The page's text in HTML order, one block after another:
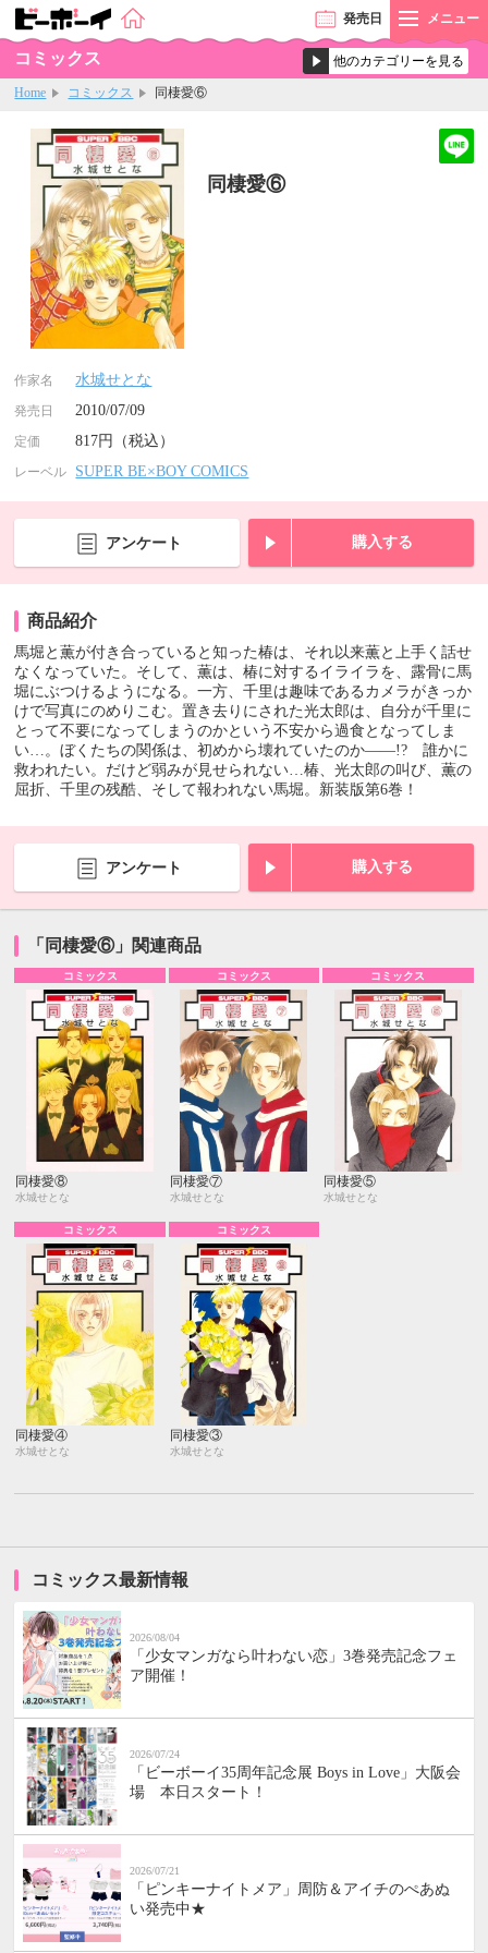
発売日 メニュー
コミックス
Home コミックス 同棲愛⑥
同棲愛⑥
作家名 水城せとな
発売日 2010/07/09
定価 817円（税込）
レーベル SUPER BE×BOY COMICS
アンケート 購入する
商品紹介
馬堀と薫が付き合っていると知った椿は、それ以来薫と上手く話せ
なくなっていた。そして、薫は、椿に対するイライラを、露骨に馬
堀にぶつけるようになる。一方、千里は趣味であるカメラがきっか
けで写真にのめりこむ。置き去りにされた光太郎は、自分が千里に
とって不要になってしまうのかという不安から過食となってしま
い…。ぼくたちの関係は、初めから壊れていたのか――!? 誰かに
救われたい。だけど弱みが見せられない…椿、光太郎の叫び、薫の
屈折、千里の残酷、そして報われない馬堀。新装版第6巻！
アンケート 購入する
「同棲愛⑥」関連商品
コミックス
同棲愛⑧
水城せとな
コミックス
同棲愛⑦
水城せとな
コミックス
同棲愛⑤
水城せとな
コミックス
同棲愛④
水城せとな
コミックス
同棲愛③
水城せとな
コミックス最新情報
2026/08/04
「少女マンガなら叶わない恋」3巻発売記念フェ
ア開催！
2026/07/24
「ビーボーイ35周年記念展 Boys in Love」大阪会
場 本日スタート！
2026/07/21
「ピンキーナイトメア」周防＆アイチのぺあぬ
い発売中★